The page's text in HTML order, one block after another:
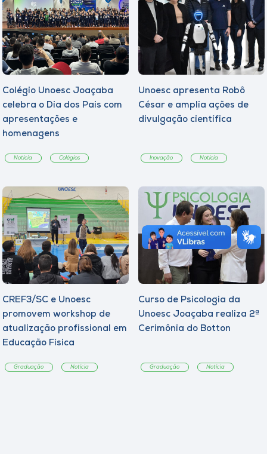
Colégio Unoesc Joaçaba
celebra o Dia dos Pais com
apresentações e
homenagens
Notícia Colégios
Unoesc apresenta Robô
César e amplia ações de
divulgação científica
Inovação Notícia
CREF3/SC e Unoesc
promovem workshop de
atualização profissional em
Educação Física
Graduação Notícia
Curso de Psicologia da
Unoesc Joaçaba realiza 2ª
Cerimônia do Botton
Graduação Notícia